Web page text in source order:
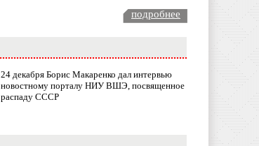
подробнее
24 декабря Борис Макаренко дал интервью
новостному порталу НИУ ВШЭ, посвященное
распаду СССР